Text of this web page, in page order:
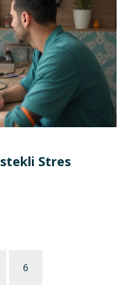
Stres
6